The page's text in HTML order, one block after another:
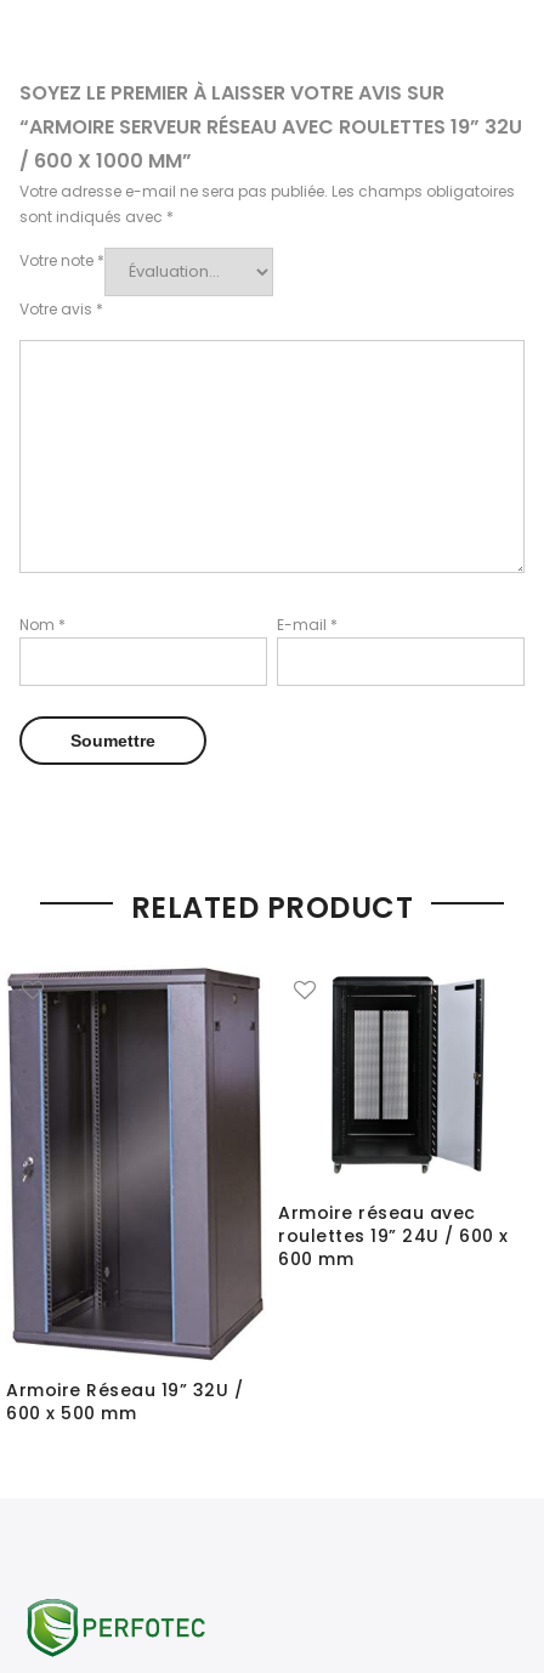
SOYEZ LE PREMIER À LAISSER VOTRE AVIS SUR
“ARMOIRE SERVEUR RÉSEAU AVEC ROULETTES 19” 32U
/ 600 X 1000 MM”
Votre adresse e-mail ne sera pas publiée. Les champs obligatoires
sont indiqués avec *
Votre note *
Votre avis *
Nom * E-mail *
RELATED PRODUCT
Armoire Réseau 19” 32U /
600 x 500 mm
Armoire réseau avec
roulettes 19” 24U / 600 x
600 mm